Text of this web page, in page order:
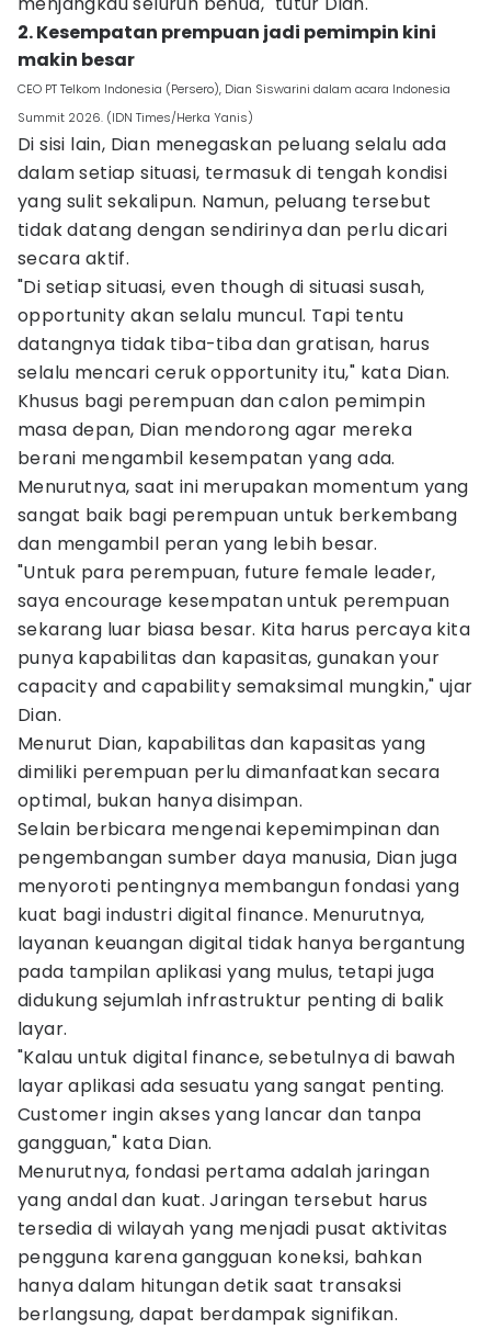
2. Kesempatan prempuan jadi pemimpin kini
makin besar
CEO PT Telkom Indonesia (Persero), Dian Siswarini dalam acara Indonesia
Summit 2026. (IDN Times/Herka Yanis)
Di sisi lain, Dian menegaskan peluang selalu ada
dalam setiap situasi, termasuk di tengah kondisi
yang sulit sekalipun. Namun, peluang tersebut
tidak datang dengan sendirinya dan perlu dicari
secara aktif.
"Di setiap situasi, even though di situasi susah,
opportunity akan selalu muncul. Tapi tentu
datangnya tidak tiba-tiba dan gratisan, harus
selalu mencari ceruk opportunity itu," kata Dian.
Khusus bagi perempuan dan calon pemimpin
masa depan, Dian mendorong agar mereka
berani mengambil kesempatan yang ada.
Menurutnya, saat ini merupakan momentum yang
sangat baik bagi perempuan untuk berkembang
dan mengambil peran yang lebih besar.
"Untuk para perempuan, future female leader,
saya encourage kesempatan untuk perempuan
sekarang luar biasa besar. Kita harus percaya kita
punya kapabilitas dan kapasitas, gunakan your
capacity and capability semaksimal mungkin," ujar
Dian.
Menurut Dian, kapabilitas dan kapasitas yang
dimiliki perempuan perlu dimanfaatkan secara
optimal, bukan hanya disimpan.
Selain berbicara mengenai kepemimpinan dan
pengembangan sumber daya manusia, Dian juga
menyoroti pentingnya membangun fondasi yang
kuat bagi industri digital finance. Menurutnya,
layanan keuangan digital tidak hanya bergantung
pada tampilan aplikasi yang mulus, tetapi juga
didukung sejumlah infrastruktur penting di balik
layar.
"Kalau untuk digital finance, sebetulnya di bawah
layar aplikasi ada sesuatu yang sangat penting.
Customer ingin akses yang lancar dan tanpa
gangguan," kata Dian.
Menurutnya, fondasi pertama adalah jaringan
yang andal dan kuat. Jaringan tersebut harus
tersedia di wilayah yang menjadi pusat aktivitas
pengguna karena gangguan koneksi, bahkan
hanya dalam hitungan detik saat transaksi
berlangsung, dapat berdampak signifikan.